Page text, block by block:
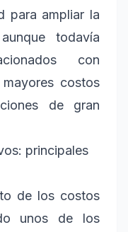
para ampliar la
todavía
con
costos
de gran
principales
de los costos
unos de los